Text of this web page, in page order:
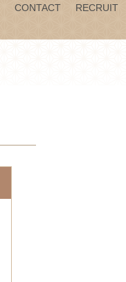
CONTACT RECRUIT